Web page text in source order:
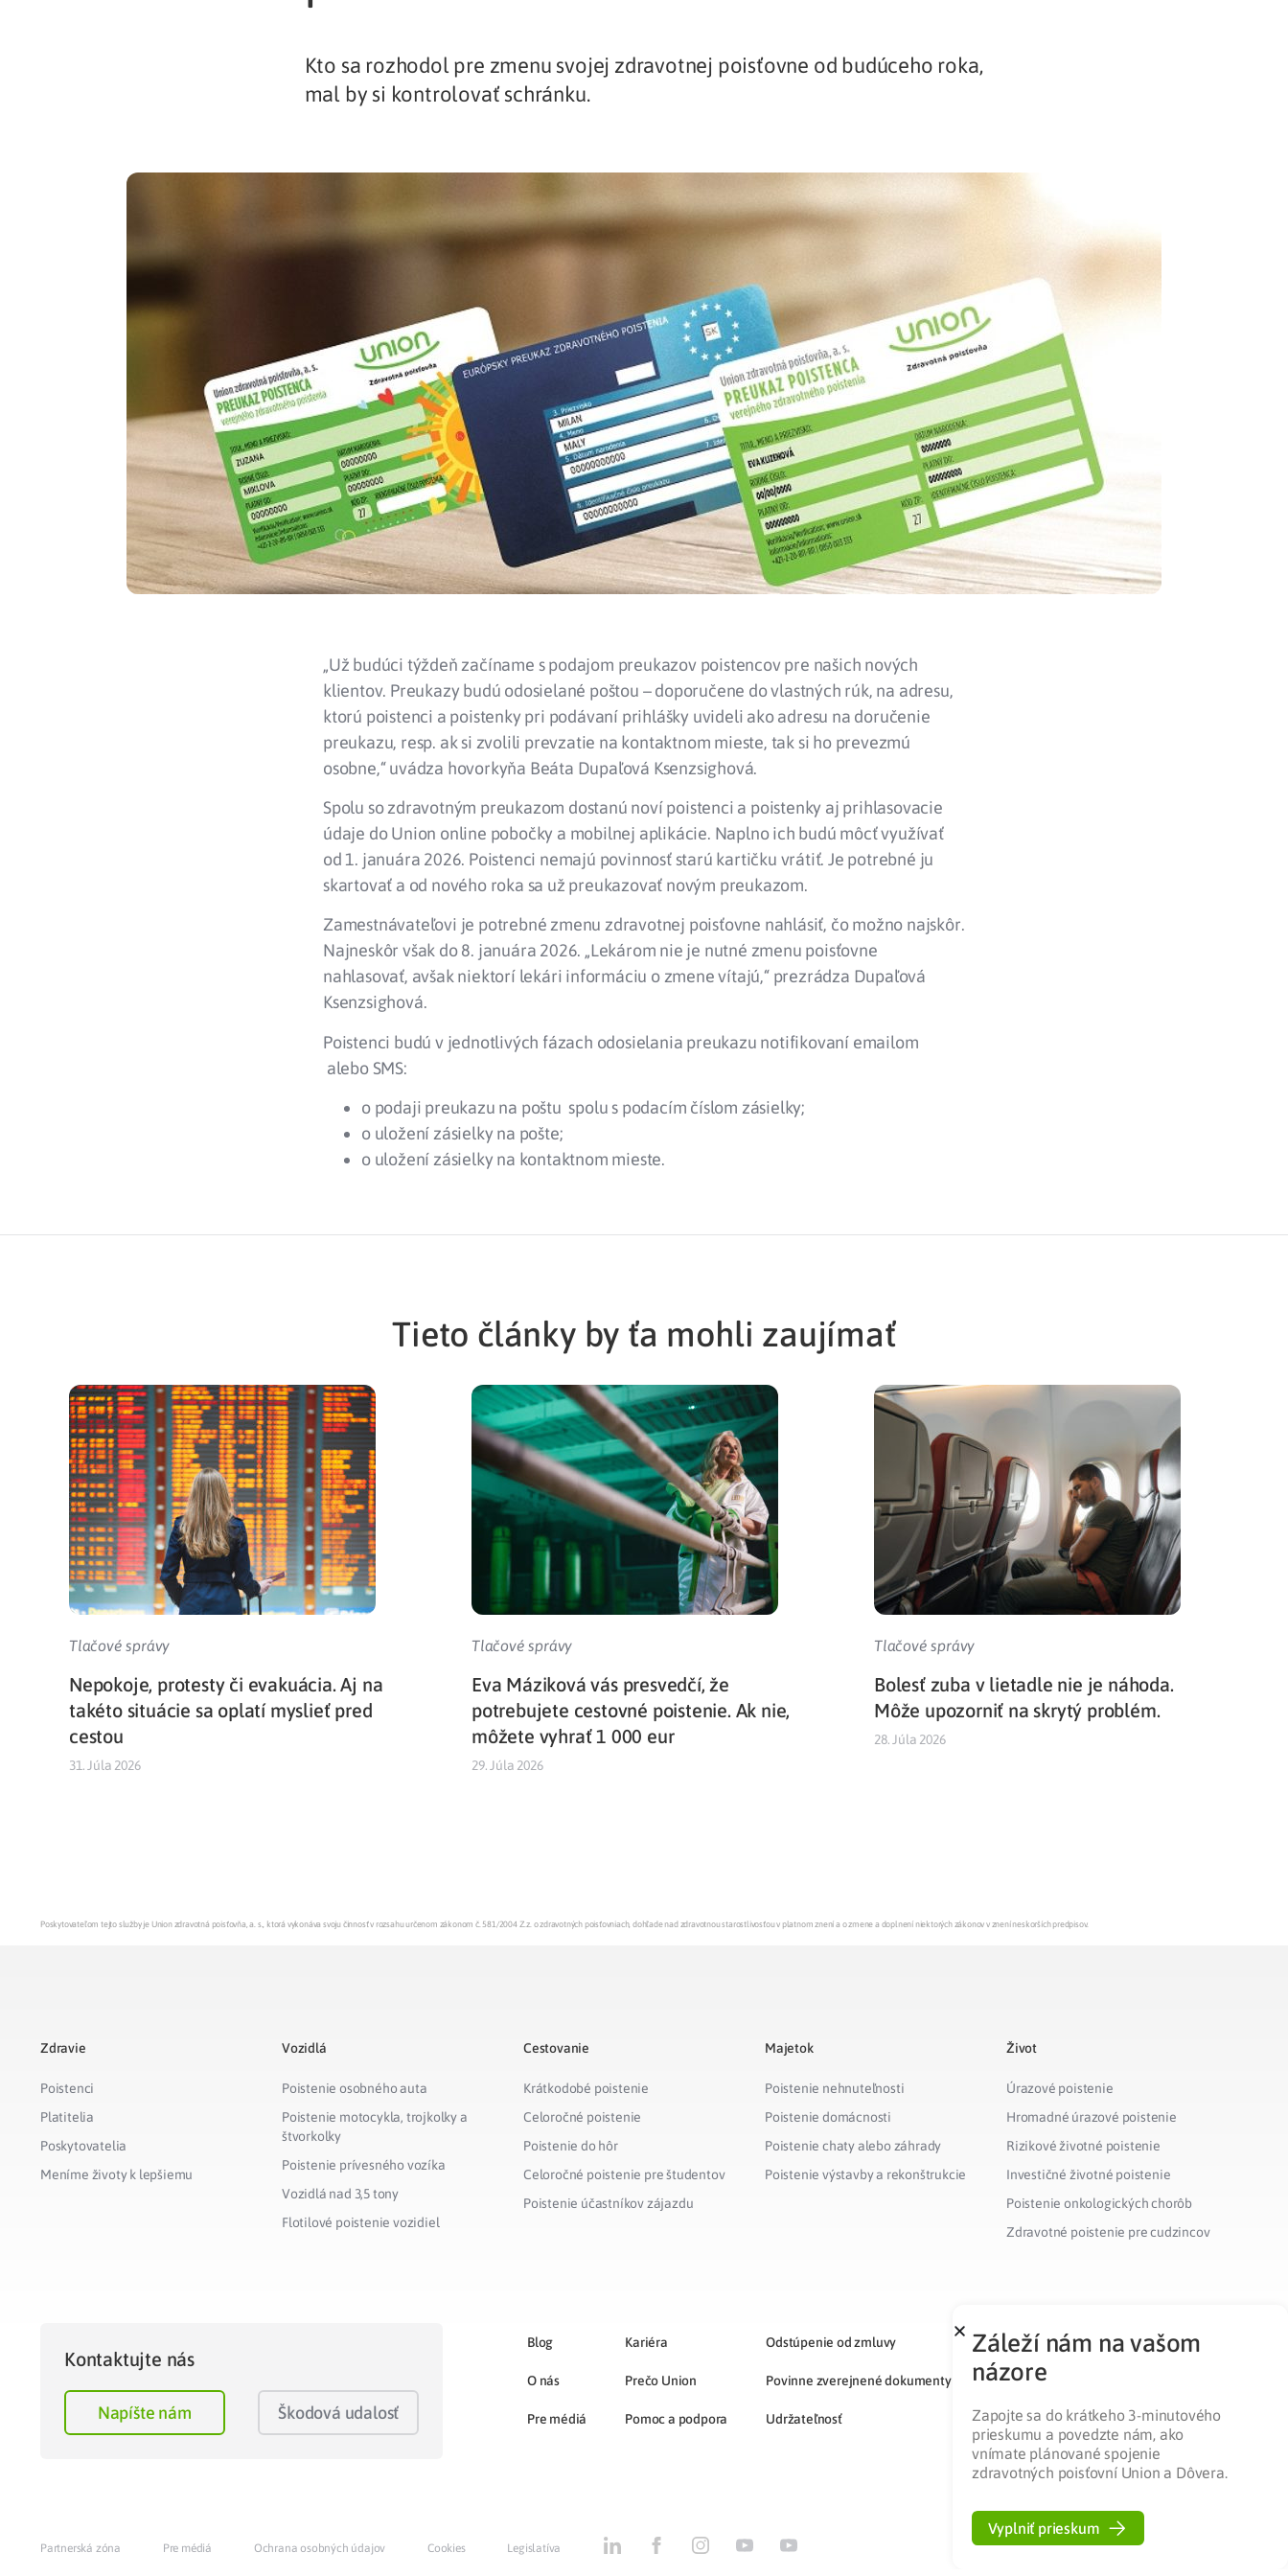
Prečo Union
Kto sa rozhodol pre zmenu svojej zdravotnej poisťovne od budúceho roka,
mal by si kontrolovať schránku.
„Už budúci týždeň začíname s podajom preukazov poistencov pre našich nových
klientov. Preukazy budú odosielané poštou – doporučene do vlastných rúk, na adresu,
ktorú poistenci a poistenky pri podávaní prihlášky uvideli ako adresu na doručenie
preukazu, resp. ak si zvolili prevzatie na kontaktnom mieste, tak si ho prevezmú
osobne,“ uvádza hovorkyňa Beáta Dupaľová Ksenzsighová.
Spolu so zdravotným preukazom dostanú noví poistenci a poistenky aj prihlasovacie
údaje do Union online pobočky a mobilnej aplikácie. Naplno ich budú môcť využívať
od 1. januára 2026. Poistenci nemajú povinnosť starú kartičku vrátiť. Je potrebné ju
skartovať a od nového roka sa už preukazovať novým preukazom.
Zamestnávateľovi je potrebné zmenu zdravotnej poisťovne nahlásiť, čo možno najskôr.
Najneskôr však do 8. januára 2026. „Lekárom nie je nutné zmenu poisťovne
nahlasovať, avšak niektorí lekári informáciu o zmene vítajú,“ prezrádza Dupaľová
Ksenzsighová.
Poistenci budú v jednotlivých fázach odosielania preukazu notifikovaní emailom
alebo SMS:
o podaji preukazu na poštu spolu s podacím číslom zásielky;
o uložení zásielky na pošte;
o uložení zásielky na kontaktnom mieste.
Tieto články by ťa mohli zaujímať
Tlačové správy
Nepokoje, protesty či evakuácia. Aj na
takéto situácie sa oplatí myslieť pred
cestou
31. Júla 2026
Tlačové správy
Eva Máziková vás presvedčí, že
potrebujete cestovné poistenie. Ak nie,
môžete vyhrať 1 000 eur
29. Júla 2026
Tlačové správy
Bolesť zuba v lietadle nie je náhoda.
Môže upozorniť na skrytý problém.
28. Júla 2026
Poskytovateľom tejto služby je Union zdravotná poisťovňa, a. s., ktorá vykonáva svoju činnosť v rozsahu určenom zákonom č. 581/2004 Z.z. o zdravotných poisťovniach, dohľade nad zdravotnou starostlivosťou v platnom znení a o zmene a doplnení niektorých zákonov v znení neskorších predpisov.
Zdravie
Poistenci
Platitelia
Poskytovatelia
Meníme životy k lepšiemu
Vozidlá
Poistenie osobného auta
Poistenie motocykla, trojkolky a
štvorkolky
Poistenie prívesného vozíka
Vozidlá nad 3,5 tony
Flotilové poistenie vozidiel
Cestovanie
Krátkodobé poistenie
Celoročné poistenie
Poistenie do hôr
Celoročné poistenie pre študentov
Poistenie účastníkov zájazdu
Majetok
Poistenie nehnuteľnosti
Poistenie domácnosti
Poistenie chaty alebo záhrady
Poistenie výstavby a rekonštrukcie
Život
Úrazové poistenie
Hromadné úrazové poistenie
Rizikové životné poistenie
Investičné životné poistenie
Poistenie onkologických chorôb
Zdravotné poistenie pre cudzincov
Kontaktujte nás
Napíšte nám Škodová udalosť
Blog
O nás
Pre médiá
Kariéra
Prečo Union
Pomoc a podpora
Odstúpenie od zmluvy
Povinne zverejnené dokumenty
Udržateľnosť
Partnerská zóna Pre médiá Ochrana osobných údajov Cookies Legislatíva
Záleží nám na vašom
názore
Zapojte sa do krátkeho 3-minutového
prieskumu a povedzte nám, ako
vnímate plánované spojenie
zdravotných poisťovní Union a Dôvera.
Vyplniť prieskum